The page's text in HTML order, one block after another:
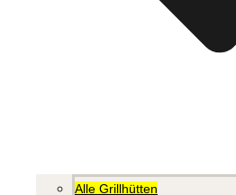
Alle Grillhütten